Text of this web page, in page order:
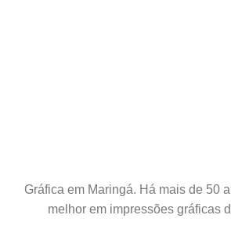
Gráfica em Maringá. Há mais de 50
melhor em impressões gráficas